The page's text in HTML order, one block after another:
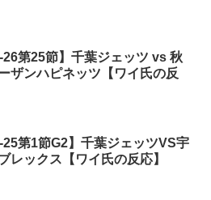
26第25節】千葉ジェッツ vs 秋
ザンハピネッツ【ワイ氏の反
25第1節G2】千葉ジェッツVS宇
レックス【ワイ氏の反応】